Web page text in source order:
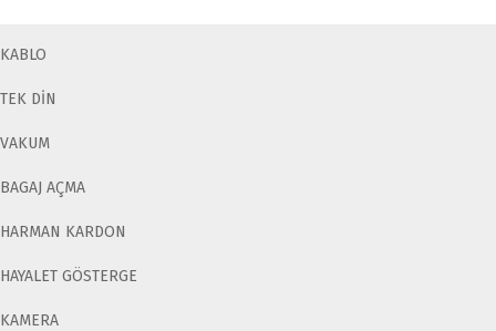
KABLO
TEK DİN
VAKUM
BAGAJ AÇMA
HARMAN KARDON
HAYALET GÖSTERGE
KAMERA